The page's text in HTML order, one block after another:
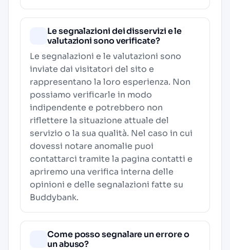
Le segnalazioni dei disservizi e le
valutazioni sono verificate?
Le segnalazioni e le valutazioni sono
inviate dai visitatori del sito e
rappresentano la loro esperienza. Non
possiamo verificarle in modo
indipendente e potrebbero non
riflettere la situazione attuale del
servizio o la sua qualità. Nel caso in cui
dovessi notare anomalie puoi
contattarci tramite la pagina contatti e
apriremo una verifica interna delle
opinioni e delle segnalazioni fatte su
Buddybank.
Come posso segnalare un errore o
un abuso?